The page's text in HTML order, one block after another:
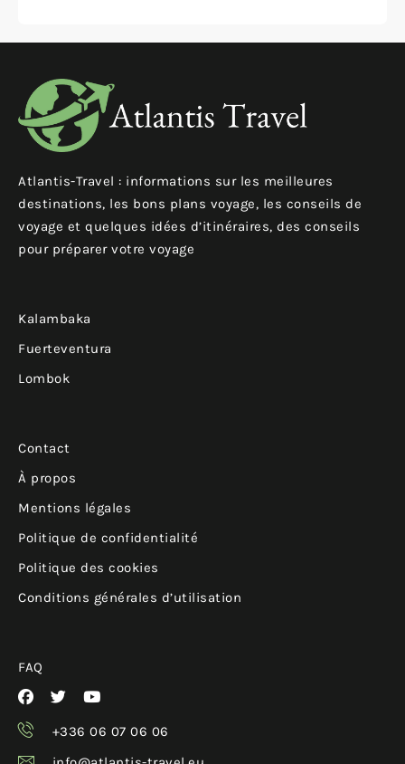
Atlantis-Travel : informations sur les meilleures
destinations, les bons plans voyage, les conseils de
voyage et quelques idées d’itinéraires, des conseils
pour préparer votre voyage
Kalambaka
Fuerteventura
Lombok
Contact
À propos
Mentions légales
Politique de confidentialité
Politique des cookies
Conditions générales d’utilisation
FAQ
+336 06 07 06 06